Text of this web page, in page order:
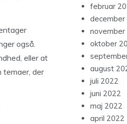
også.
eller at
temaer, der
februar
december
november
oktober
august
juli 2022
juni 2022
maj 2022
april 2022